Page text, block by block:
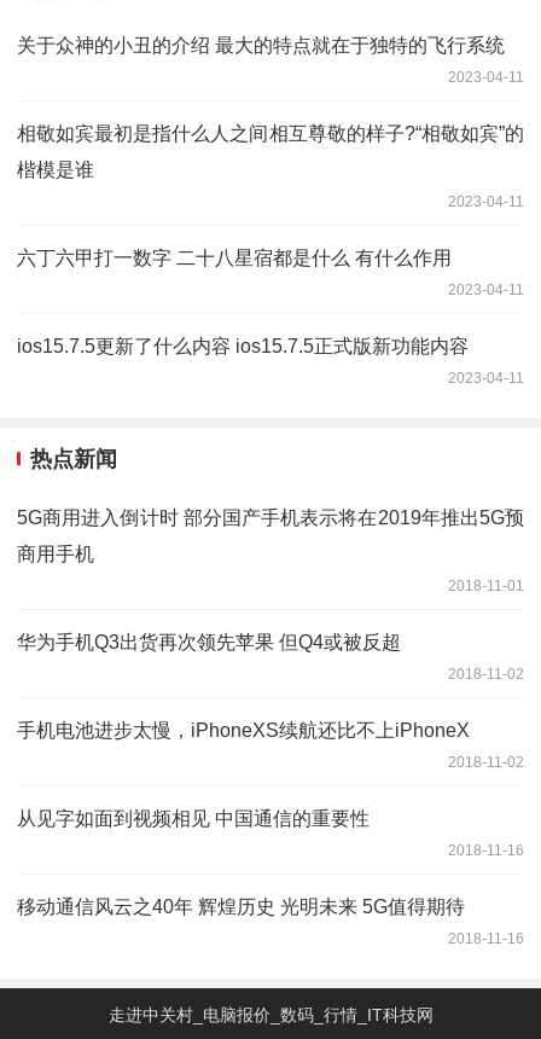
关于众神的小丑的介绍 最大的特点就在于独特的飞行系统
2023-04-11
相敬如宾最初是指什么人之间相互尊敬的样子?“相敬如宾”的
楷模是谁
2023-04-11
六丁六甲打一数字 二十八星宿都是什么 有什么作用
2023-04-11
ios15.7.5更新了什么内容 ios15.7.5正式版新功能内容
2023-04-11
热点新闻
5G商用进入倒计时 部分国产手机表示将在2019年推出5G预
商用手机
2018-11-01
华为手机Q3出货再次领先苹果 但Q4或被反超
2018-11-02
手机电池进步太慢，iPhoneXS续航还比不上iPhoneX
2018-11-02
从见字如面到视频相见 中国通信的重要性
2018-11-16
移动通信风云之40年 辉煌历史 光明未来 5G值得期待
2018-11-16
走进中关村_电脑报价_数码_行情_IT科技网